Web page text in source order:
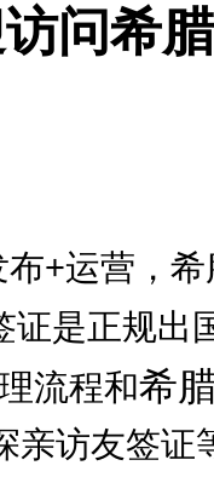
问希
+运营，
证是正规出
流程和希
亲访友签证